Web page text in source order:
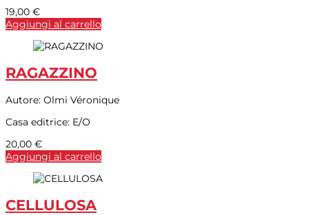
19,00 €
Aggiungi al carrello
RAGAZZINO
Autore: Olmi Véronique
Casa editrice: E/O
20,00 €
Aggiungi al carrello
CELLULOSA